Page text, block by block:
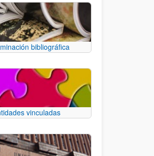
bibliográfica
vinculadas